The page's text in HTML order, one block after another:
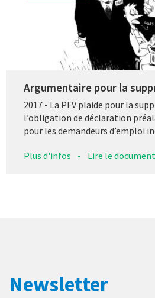
Argumentaire pour la
2017 - La PFV plaide pour la
l’obligation de déclaration
pour les demandeurs d’emploi
Plus d'infos - Lire le document
Newsletter